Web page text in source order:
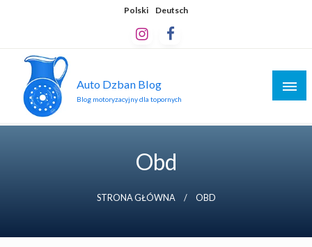
Polski Deutsch
Auto Dzban Blog
Blog motoryzacyjny dla topornych
Obd
STRONA GŁÓWNA OBD